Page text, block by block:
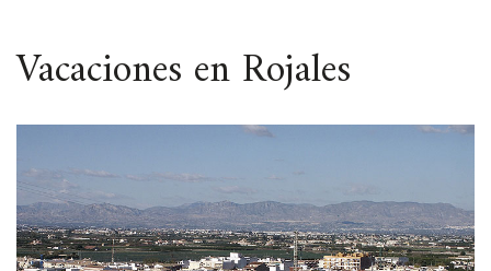
ESPACIO
Vacaciones en Rojales